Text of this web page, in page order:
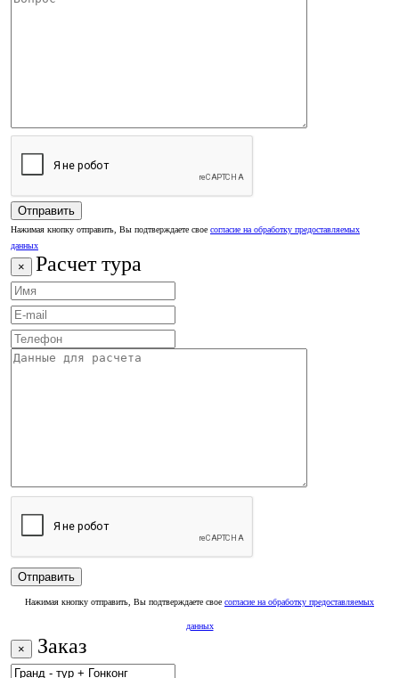
Нажимая кнопку отправить, Вы подтверждаете свое согласие на обработку предоставляемых
данных
× Расчет тура
Нажимая кнопку отправить, Вы подтверждаете свое согласие на обработку предоставляемых
данных
× Заказ